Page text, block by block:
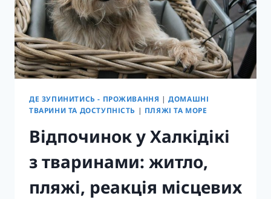
ДЕ ЗУПИНИТИСЬ - ПРОЖИВАННЯ |ДОМАШНІ
ТВАРИНИ ТА ДОСТУПНІСТЬ | ПЛЯЖІ ТА МОРЕ
Відпочинок у Халкідікі
з тваринами: житло,
пляжі, реакція місцевих